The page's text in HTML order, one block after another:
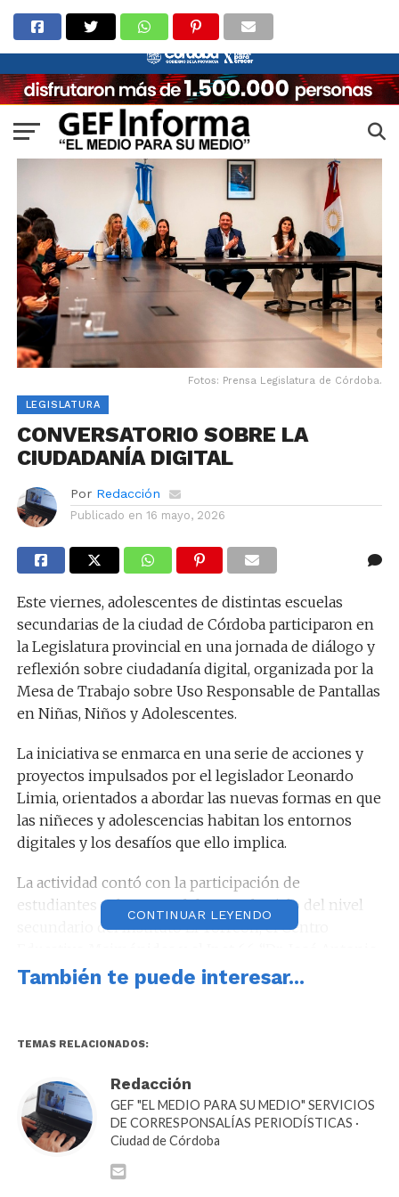
Fotos: Prensa Legislatura de Córdoba.
LEGISLATURA
CONVERSATORIO SOBRE LA
CIUDADANÍA DIGITAL
Por Redacción
Publicado en 16 mayo, 2026
Este viernes, adolescentes de distintas escuelas
secundarias de la ciudad de Córdoba participaron en
la Legislatura provincial en una jornada de diálogo y
reflexión sobre ciudadanía digital, organizada por la
Mesa de Trabajo sobre Uso Responsable de Pantallas
en Niñas, Niños y Adolescentes.
La iniciativa se enmarca en una serie de acciones y
proyectos impulsados por el legislador Leonardo
Limia, orientados a abordar las nuevas formas en que
las niñeces y adolescencias habitan los entornos
digitales y los desafíos que ello implica.
La actividad contó con la participación de
estudiantes y docentes del segundo ciclo del nivel
secundario del Instituto El Torreón, el Centro
Balseiro”.
adolescentes pudieron compartir experiencias,
hábitos, preocupaciones y miradas vinculadas al uso
cotidiano de la tecnología.
CONTINUAR LEYENDO
También te puede interesar...
TEMAS RELACIONADOS:
Redacción
GEF "EL MEDIO PARA SU MEDIO" SERVICIOS
DE CORRESPONSALÍAS PERIODÍSTICAS ·
Ciudad de Córdoba